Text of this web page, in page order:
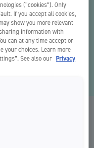
anpassade för barn.
(“cookies”). Only
If you accept all cookies,
show you more relevant
information with
can at any time accept or
your choices. Learn more
See also our Privacy